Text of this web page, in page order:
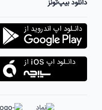
دانلود بیپ‌تونز